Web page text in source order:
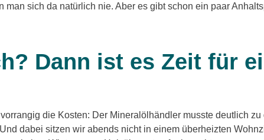
man sich da natürlich nie. Aber es gibt schon ein paar
Dann ist es Zeit für
die Kosten: Der Mineralölhändler musste deutlich
dabei sitzen wir abends nicht in einem überheizten